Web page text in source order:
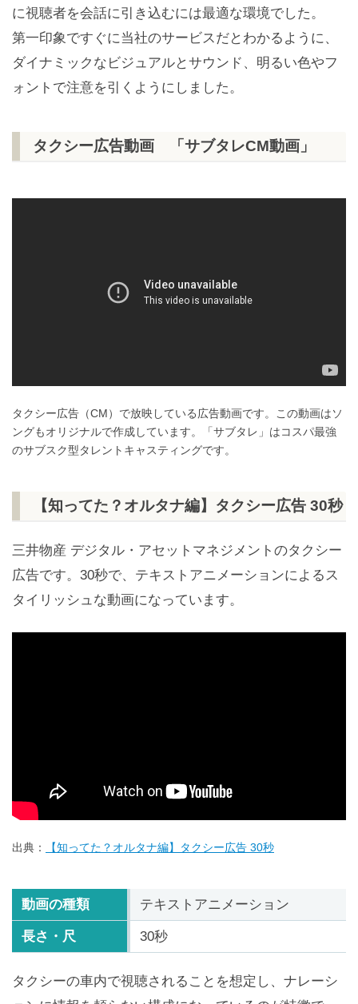
に視聴者を会話に引き込むには最適な環境でした。
第一印象ですぐに当社のサービスだとわかるように、
ダイナミックなビジュアルとサウンド、明るい色やフ
ォントで注意を引くようにしました。
タクシー広告動画 「サブタレCM動画」
タクシー広告（CM）で放映している広告動画です。この動画はソ
ングもオリジナルで作成しています。「サブタレ」はコスパ最強
のサブスク型タレントキャスティングです。
【知ってた？オルタナ編】タクシー広告 30秒
三井物産 デジタル・アセットマネジメントのタクシー
広告です。30秒で、テキストアニメーションによるス
タイリッシュな動画になっています。
出典： 【知ってた？オルタナ編】タクシー広告 30秒
動画の種類 テキストアニメーション
長さ・尺 30秒
タクシーの車内で視聴されることを想定し、ナレーシ